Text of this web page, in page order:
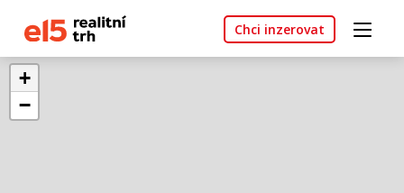
Chci inzerovat
+
−